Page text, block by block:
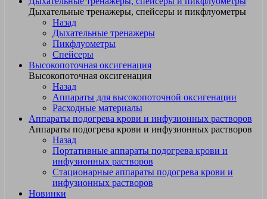
Дыхательные тренажеры, спейсеры и пикфлуометры
Назад
Дыхательные тренажеры
Пикфлуометры
Спейсеры
Высокопоточная оксигенация
Высокопоточная оксигенация
Назад
Аппараты для высокопоточной оксигенации
Расходные материалы
Аппараты подогрева крови и инфузионных растворов
Аппараты подогрева крови и инфузионных растворов
Назад
Портативные аппараты подогрева крови и
инфузионных растворов
Стационарные аппараты подогрева крови и
инфузионных растворов
Новинки